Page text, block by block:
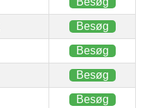
Besøg
Besøg
Besøg
Besøg